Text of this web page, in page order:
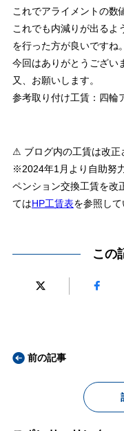
これでアライメントの数
これでも内減りが出るよ
を行った方が良いですね。
今回はありがとうござい
又、お願いします。
参考取り付け工賃：四
⚠ ブログ内の工賃は改正
※2024年1月より自助努
ペンション交換工賃を改
てはHP工賃表を参照し
この
前の記事